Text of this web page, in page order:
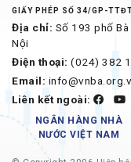
GIẤY PHÉP SỐ 34/GP-
Địa chỉ: Số 193 phố
Nội
Điện thoại: (024) 382
Email:
Liên kết ngoài:
NGÂN HÀNG NHÀ
NƯỚC VIỆT NAM